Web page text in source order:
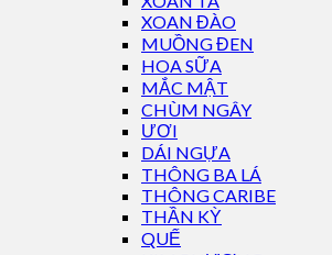
XOAN ĐÀO
MUỒNG ĐEN
HOA SỮA
MẮC MẬT
CHÙM NGÂY
ƯƠI
DÁI NGỰA
THÔNG BA LÁ
THÔNG CARIBE
THẦN KỲ
QUẾ